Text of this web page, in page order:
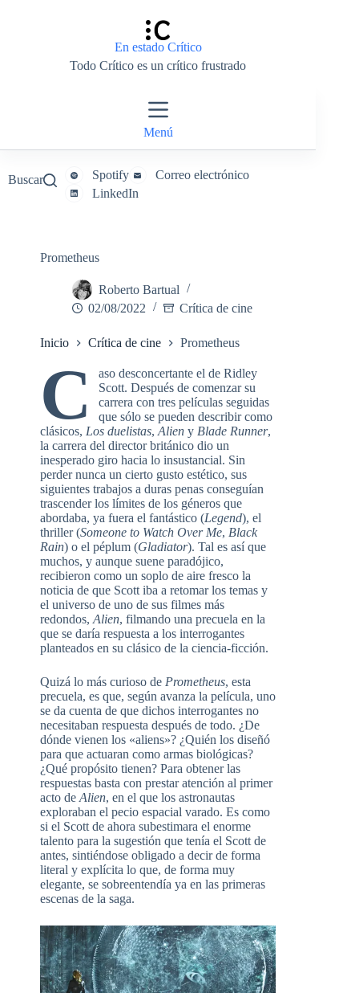
En estado Crítico
Todo Crítico es un crítico frustrado
Menú
Buscar Spotify
Correo electrónico
LinkedIn
Prometheus
Roberto Bartual
02/08/2022
Crítica de cine
Inicio Crítica de cine Prometheus
C
aso desconcertante el de Ridley
Scott. Después de comenzar su
carrera con tres películas seguidas
que sólo se pueden describir como
clásicos, Los duelistas, Alien y Blade Runner,
la carrera del director británico dio un
inesperado giro hacia lo insustancial. Sin
perder nunca un cierto gusto estético, sus
siguientes trabajos a duras penas conseguían
trascender los límites de los géneros que
abordaba, ya fuera el fantástico (Legend), el
thriller (Someone to Watch Over Me, Black
Rain) o el péplum (Gladiator). Tal es así que
muchos, y aunque suene paradójico,
recibieron como un soplo de aire fresco la
noticia de que Scott iba a retomar los temas y
el universo de uno de sus filmes más
redondos, Alien, filmando una precuela en la
que se daría respuesta a los interrogantes
planteados en su clásico de la ciencia-ficción.
Quizá lo más curioso de Prometheus, esta
precuela, es que, según avanza la película, uno
se da cuenta de que dichos interrogantes no
necesitaban respuesta después de todo. ¿De
dónde vienen los «aliens»? ¿Quién los diseñó
para que actuaran como armas biológicas?
¿Qué propósito tienen? Para obtener las
respuestas basta con prestar atención al primer
acto de Alien, en el que los astronautas
exploraban el pecio espacial varado. Es como
si el Scott de ahora subestimara el enorme
talento para la sugestión que tenía el Scott de
antes, sintiéndose obligado a decir de forma
literal y explícita lo que, de forma muy
elegante, se sobreentendía ya en las primeras
escenas de la saga.